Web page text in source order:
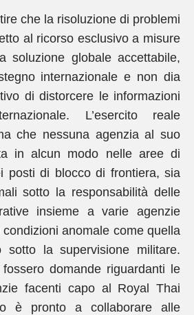
che la risoluzione di problemi
al ricorso esclusivo a misure
soluzione globale accettabile,
internazionale e non dia
di distorcere le informazioni
L’esercito reale
che nessuna agenzia al suo
in alcun modo nelle aree di
posti di blocco di frontiera, sia
sotto la responsabilità delle
insieme a varie agenzie
anomale come quella
sotto la supervisione militare.
domande riguardanti le
facenti capo al Royal Thai
è pronto a collaborare alle